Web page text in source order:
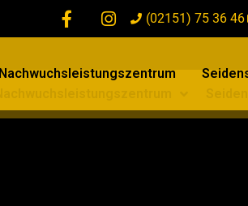
(02151) 75 36 46
Nachwuchsleistungszentrum